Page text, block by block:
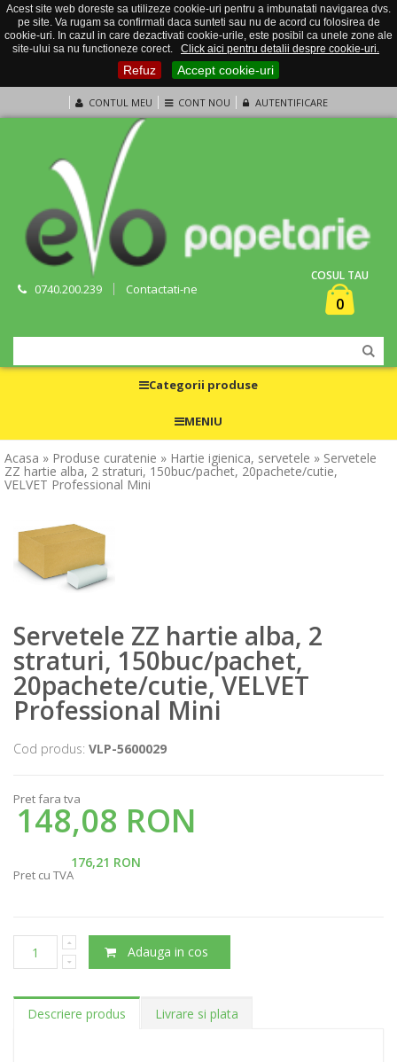
Acest site web doreste sa utilizeze cookie-uri pentru a imbunatati navigarea dvs.
pe site. Va rugam sa confirmati daca sunteti sau nu de acord cu folosirea de
cookie-uri. In cazul in care dezactivati cookie-urile, este posibil ca unele zone ale
site-ului sa nu functioneze corect.
Click aici pentru detalii despre cookie-uri.
Refuz Accept cookie-uri
CONTUL MEU CONT NOU AUTENTIFICARE
0740.200.239 Contactati-ne
COSUL TAU
0
Categorii produse
MENIU
Acasa » Produse curatenie » Hartie igienica, servetele » Servetele
ZZ hartie alba, 2 straturi, 150buc/pachet, 20pachete/cutie,
VELVET Professional Mini
Servetele ZZ hartie alba, 2
straturi, 150buc/pachet,
20pachete/cutie, VELVET
Professional Mini
Cod produs: VLP-5600029
Pret fara tva
148,08 RON
176,21 RON
Pret cu TVA
Adauga in cos
Descriere produs Livrare si plata